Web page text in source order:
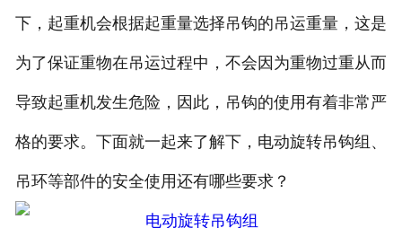
资质证书
合作客户
联系我们
下，起重机会根据起重量选择吊钩的吊运重量，这是
为了保证重物在吊运过程中，不会因为重物过重从而
导致起重机发生危险，因此，吊钩的使用有着非常严
格的要求。下面就一起来了解下，电动旋转吊钩组、
吊环等部件的安全使用还有哪些要求？